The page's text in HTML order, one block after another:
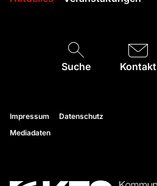
Suche Kontakt
Impressum
Datenschutz
Mediadaten